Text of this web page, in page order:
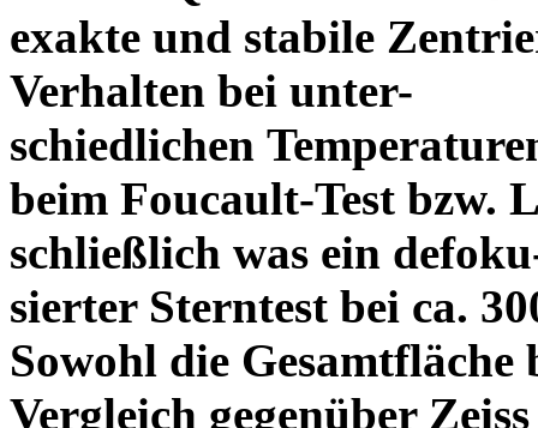
exakte und stabile
Verhalten bei unter-
schiedlichen
beim Foucault-Test bzw.
schließlich was ein
sierter Sterntest bei ca.
Sowohl die
Vergleich gegenüber Zeiss